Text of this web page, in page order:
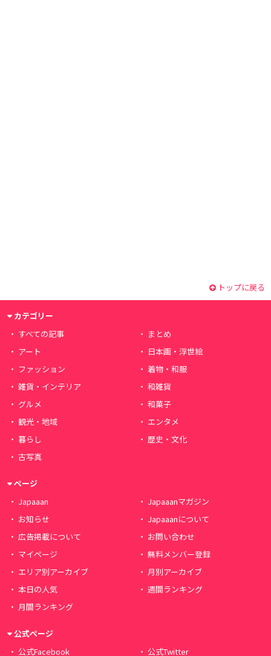
トップに戻る
カテゴリー
すべての記事
まとめ
アート
日本画・浮世絵
ファッション
着物・和服
雑貨・インテリア
和雑貨
グルメ
和菓子
観光・地域
エンタメ
暮らし
歴史・文化
古写真
ページ
Japaaan
Japaaanマガジン
お知らせ
Japaaanについて
広告掲載について
お問い合わせ
マイページ
無料メンバー登録
エリア別アーカイブ
月別アーカイブ
本日の人気
週間ランキング
月間ランキング
公式ページ
公式Facebook
公式Twitter